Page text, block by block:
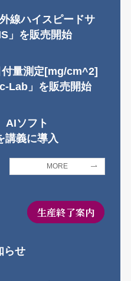
線ハイスピードサ
」を販売開始
付量測定[mg/cm^2]
Lab」を販売開始
AIソフト
講義に導入
MORE
生産終了案内
らせ